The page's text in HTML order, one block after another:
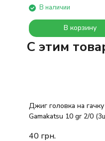
В наличии
В корзину
C этим
Джиг головка на гачку
Gamakatsu 10 gr 2/0
40 грн.